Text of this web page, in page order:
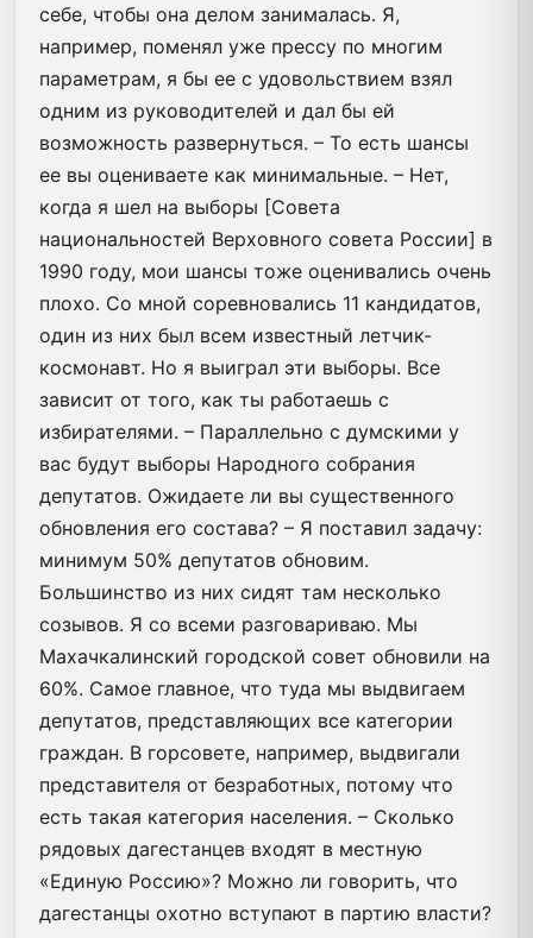
себе, чтобы она делом занималась. Я,
например, поменял уже прессу по многим
параметрам, я бы ее с удовольствием взял
одним из руководителей и дал бы ей
возможность развернуться. – То есть шансы
ее вы оцениваете как минимальные. – Нет,
когда я шел на выборы [Совета
национальностей Верховного совета России] в
1990 году, мои шансы тоже оценивались очень
плохо. Со мной соревновались 11 кандидатов,
один из них был всем известный летчик-
космонавт. Но я выиграл эти выборы. Все
зависит от того, как ты работаешь с
избирателями. – Параллельно с думскими у
вас будут выборы Народного собрания
депутатов. Ожидаете ли вы существенного
обновления его состава? – Я поставил задачу:
минимум 50% депутатов обновим.
Большинство из них сидят там несколько
созывов. Я со всеми разговариваю. Мы
Махачкалинский городской совет обновили на
60%. Самое главное, что туда мы выдвигаем
депутатов, представляющих все категории
граждан. В горсовете, например, выдвигали
представителя от безработных, потому что
есть такая категория населения. – Сколько
рядовых дагестанцев входят в местную
«Единую Россию»? Можно ли говорить, что
дагестанцы охотно вступают в партию власти?